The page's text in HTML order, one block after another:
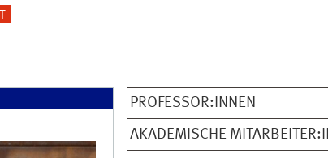
PROFESSOR:INNEN
AKADEMISCHE